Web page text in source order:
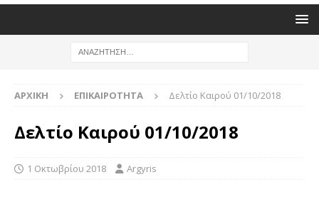
ΑΡΧΙΚΉ ΕΠΙΚΑΙΡΌΤΗΤΑ Δελτίο Καιρού 01/10/2018
Δελτίο Καιρού 01/10/2018
1 Οκτωβρίου 2018 Argyris